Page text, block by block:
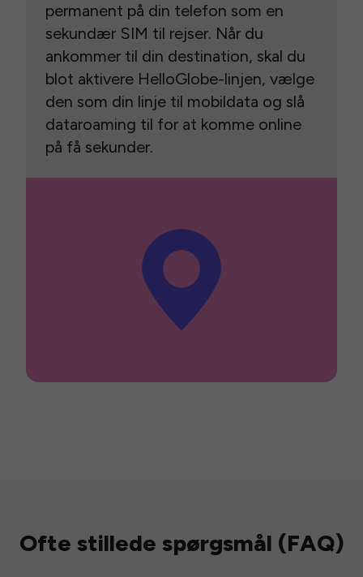
permanent på din telefon som en
sekundær SIM til rejser. Når du
ankommer til din destination, skal du
blot aktivere HelloGlobe-linjen, vælge
den som din linje til mobildata og slå
dataroaming til for at komme online
på få sekunder.
Ofte stillede spørgsmål (FAQ)